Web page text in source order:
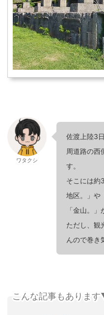
ワタクシ
佐渡上陸3
周道路の西
す。
そこには約
地区。」や
「金山。」
ただし、観
んので巻き
こんな記事もありま